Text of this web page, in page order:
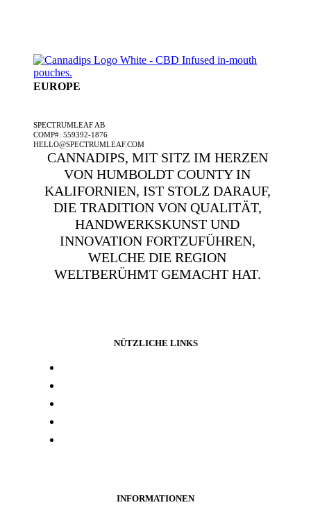
EUROPE
SPECTRUMLEAF AB
COMP#: 559392-1876
HELLO@SPECTRUMLEAF.COM
CANNADIPS, MIT SITZ IM HERZEN
VON HUMBOLDT COUNTY IN
KALIFORNIEN, IST STOLZ DARAUF,
DIE TRADITION VON QUALITÄT,
HANDWERKSKUNST UND
INNOVATION FORTZUFÜHREN,
WELCHE DIE REGION
WELTBERÜHMT GEMACHT HAT.
NÜTZLICHE LINKS
INFORMATIONEN